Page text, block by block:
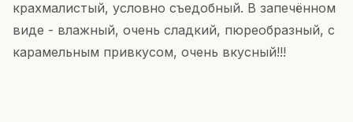
крахмалистый, условно съедобный. В запечённом
виде - влажный, очень сладкий, пюреобразный, с
карамельным привкусом, очень вкусный!!!